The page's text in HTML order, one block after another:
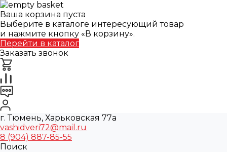
Ваша корзина пуста
Выберите в каталоге интересующий товар
и нажмите кнопку «В корзину».
Перейти в каталог
Заказать звонок
г. Тюмень, Харьковская 77а
vashidveri72@mail.ru
8 (904) 887-85-55
Поиск